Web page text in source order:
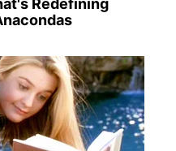
Redefining